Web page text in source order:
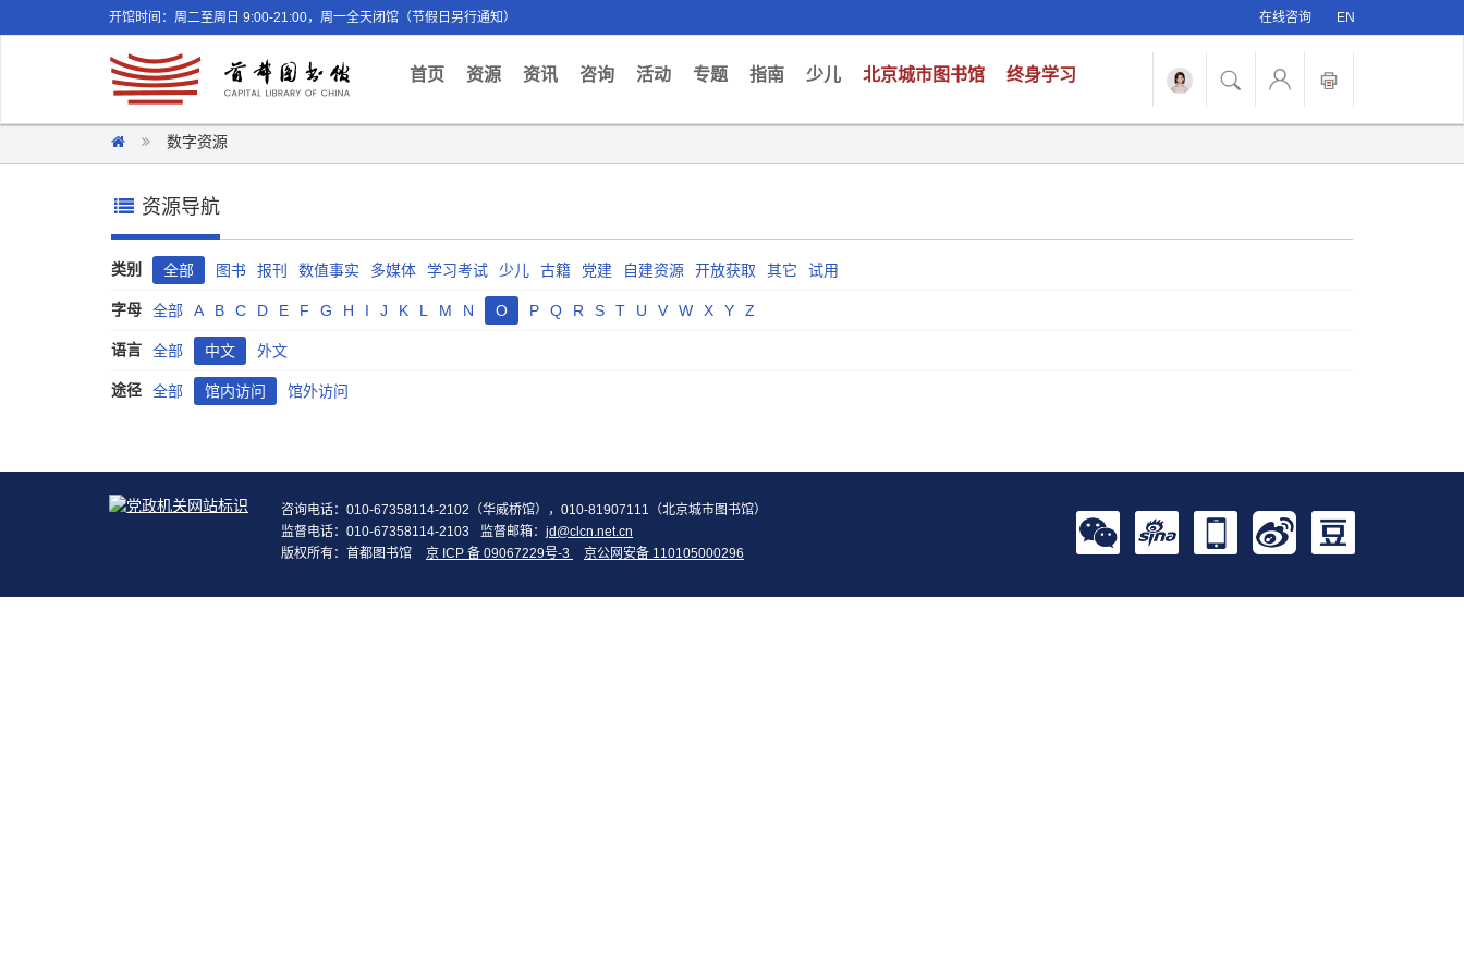
开馆时间：周二至周日 9:00-21:00，周一全天闭馆（节假日另行通知） 在线咨询 EN
首页(current)
资源 资讯 咨询 活动 专题 指南 少儿 北京城市图书馆 终身学习
数字资源
资源导航
类别 全部 图书 报刊 数值事实 多媒体 学习考试 少儿 古籍 党建 自建资源 开放获取 其它 试用
字母 全部 A B C D E F G H I J K L M N O P Q R S T U V W X Y Z
语言 全部 中文 外文
途径 全部 馆内访问 馆外访问
咨询电话：010-67358114-2102（华威桥馆），010-81907111（北京城市图书馆）
监督电话：010-67358114-2103
监督邮箱： jd@clcn.net.cn
版权所有：首都图书馆
京 ICP 备 09067229号-3 京公网安备 110105000296